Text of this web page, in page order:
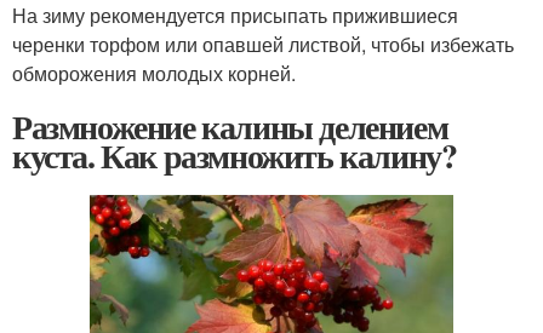
На зиму рекомендуется присыпать прижившиеся
черенки торфом или опавшей листвой, чтобы избежать
обморожения молодых корней.
Размножение калины делением
куста. Как размножить калину?